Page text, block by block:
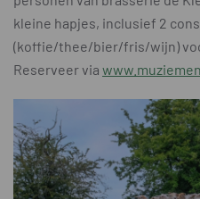
kleine hapjes, inclusief 2
(koffie/thee/bier/fris/wijn)
Reserveer via